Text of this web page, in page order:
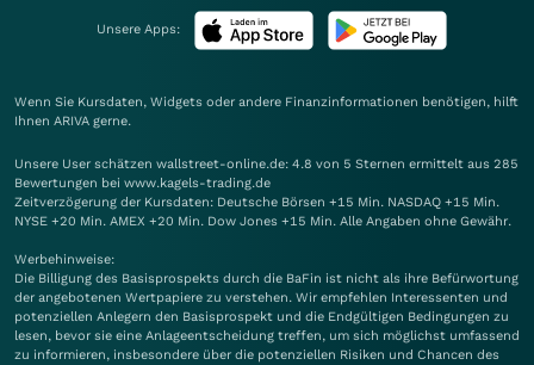
Unsere Apps:
Wenn Sie Kursdaten, Widgets oder andere Finanzinformationen benötigen, hilft
Ihnen ARIVA gerne.
Unsere User schätzen wallstreet-online.de: 4.8 von 5 Sternen ermittelt aus 285
Bewertungen bei www.kagels-trading.de
Zeitverzögerung der Kursdaten: Deutsche Börsen +15 Min. NASDAQ +15 Min.
NYSE +20 Min. AMEX +20 Min. Dow Jones +15 Min. Alle Angaben ohne Gewähr.
Werbehinweise:
Die Billigung des Basisprospekts durch die BaFin ist nicht als ihre Befürwortung
der angebotenen Wertpapiere zu verstehen. Wir empfehlen Interessenten und
potenziellen Anlegern den Basisprospekt und die Endgültigen Bedingungen zu
lesen, bevor sie eine Anlageentscheidung treffen, um sich möglichst umfassend
zu informieren, insbesondere über die potenziellen Risiken und Chancen des